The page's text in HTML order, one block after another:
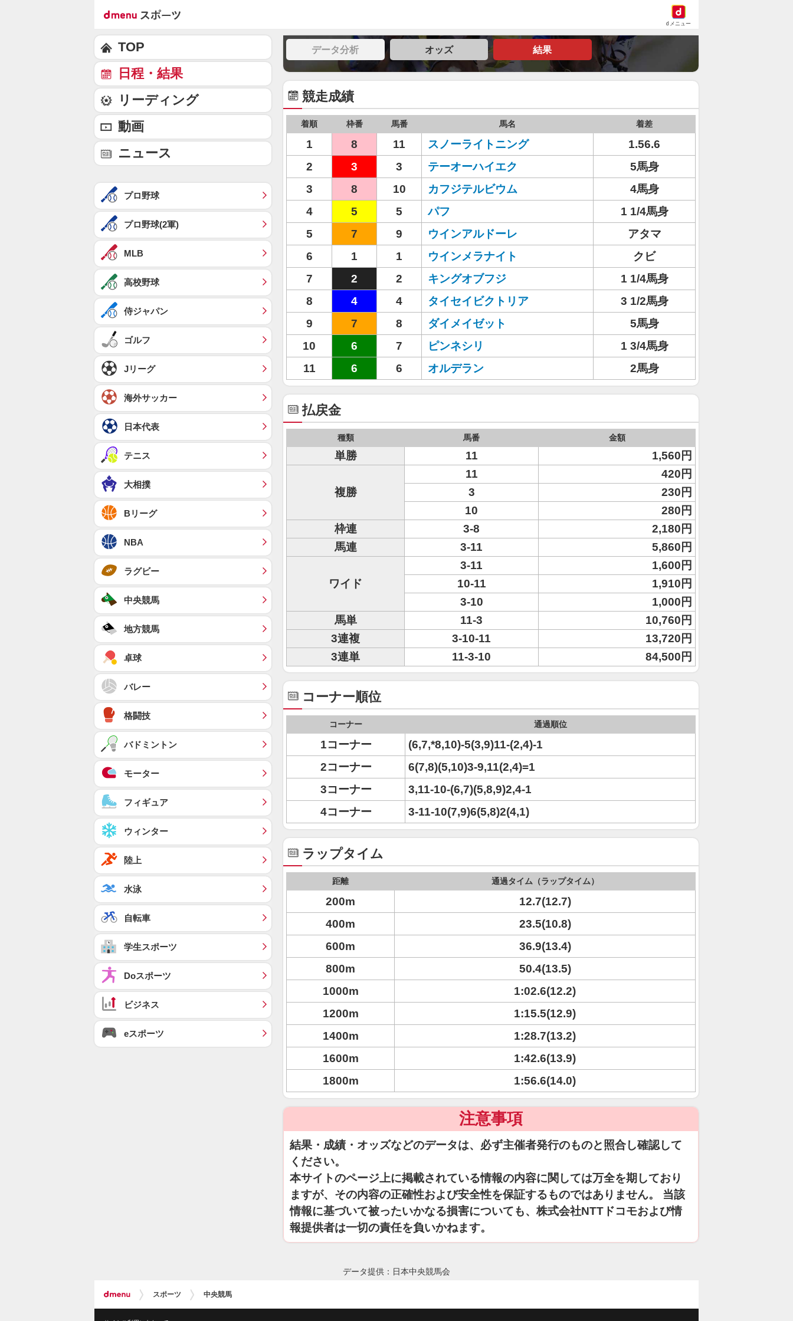
dメニュー
データ分析 オッズ 結果
競走成績
着順 枠番 馬番 馬名 着差
1 8 11 スノーライトニング
1.56.6
2
3 3 テーオーハイエク
5馬身
3
8 10 カフジテルビウム
4馬身
4
5 5 パフ
1 1/4馬身
5
7 9 ウインアルドーレ
アタマ
6
1 1 ウインメラナイト
クビ
7
2 2 キングオブフジ
1 1/4馬身
8
4 4 タイセイビクトリア
3 1/2馬身
9
7 8 ダイメイゼット
5馬身
10
6 7 ピンネシリ
1 3/4馬身
11
6 6 オルデラン 2馬身
払戻金
種類 馬番 金額
単勝 11 1,560円
複勝
11
420円
3
230円
10
280円
枠連
3-8
2,180円
馬連
3-11 5,860円
ワイド
3-11
1,600円
10-11
1,910円
3-10
1,000円
馬単
11-3
10,760円
3連複
3-10-11
13,720円
3連単
11-3-10 84,500円
コーナー順位
コーナー 通過順位
1コーナー
(6,7,*8,10)-5(3,9)11-(2,4)-1
2コーナー
6(7,8)(5,10)3-9,11(2,4)=1
3コーナー
3,11-10-(6,7)(5,8,9)2,4-1
4コーナー
3-11-10(7,9)6(5,8)2(4,1)
ラップタイム
距離 通過タイム（ラップタイム）
200m
12.7(12.7)
400m
23.5(10.8)
600m
36.9(13.4)
800m
50.4(13.5)
1000m
1:02.6(12.2)
1200m
1:15.5(12.9)
1400m
1:28.7(13.2)
1600m
1:42.6(13.9)
1800m
1:56.6(14.0)
注意事項
結果・成績・オッズなどのデータは、必ず主催者発行のものと照合し確認して
ください。
本サイトのページ上に掲載されている情報の内容に関しては万全を期しており
ますが、その内容の正確性および安全性を保証するものではありません。 当該
情報に基づいて被ったいかなる損害についても、株式会社NTTドコモおよび情
報提供者は一切の責任を負いかねます。
TOP
日程・結果
リーディング
動画
ニュース
プロ野球
プロ野球(2軍)
MLB
高校野球
侍ジャパン
ゴルフ
Jリーグ
海外サッカー
日本代表
テニス
大相撲
Bリーグ
NBA
ラグビー
中央競馬
地方競馬
卓球
バレー
格闘技
バドミントン
モーター
フィギュア
ウィンター
陸上
水泳
自転車
学生スポーツ
Doスポーツ
ビジネス
eスポーツ
データ提供：日本中央競馬会
スポーツ 中央競馬